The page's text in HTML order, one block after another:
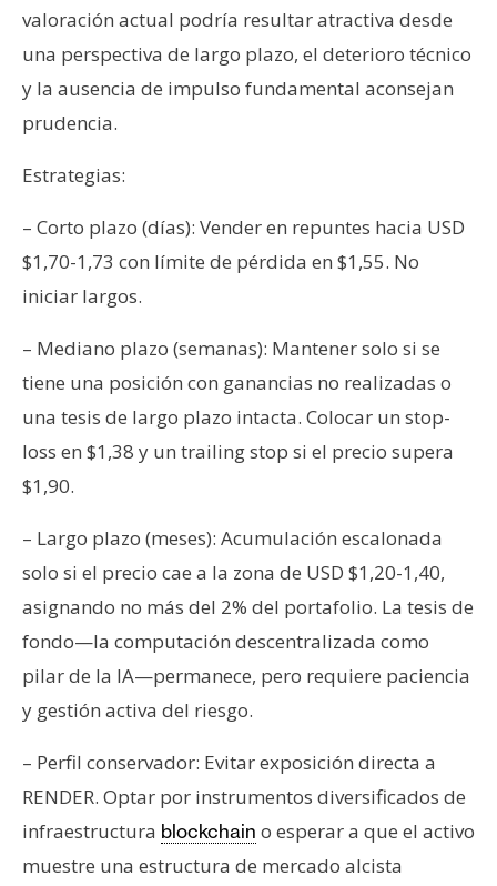
valoración actual podría resultar atractiva desde
una perspectiva de largo plazo, el deterioro técnico
y la ausencia de impulso fundamental aconsejan
prudencia.
Estrategias:
– Corto plazo (días): Vender en repuntes hacia USD
$1,70-1,73 con límite de pérdida en $1,55. No
iniciar largos.
– Mediano plazo (semanas): Mantener solo si se
tiene una posición con ganancias no realizadas o
una tesis de largo plazo intacta. Colocar un stop-
loss en $1,38 y un trailing stop si el precio supera
$1,90.
– Largo plazo (meses): Acumulación escalonada
solo si el precio cae a la zona de USD $1,20-1,40,
asignando no más del 2% del portafolio. La tesis de
fondo—la computación descentralizada como
pilar de la IA—permanece, pero requiere paciencia
y gestión activa del riesgo.
– Perfil conservador: Evitar exposición directa a
RENDER. Optar por instrumentos diversificados de
infraestructura blockchain o esperar a que el activo
muestre una estructura de mercado alcista